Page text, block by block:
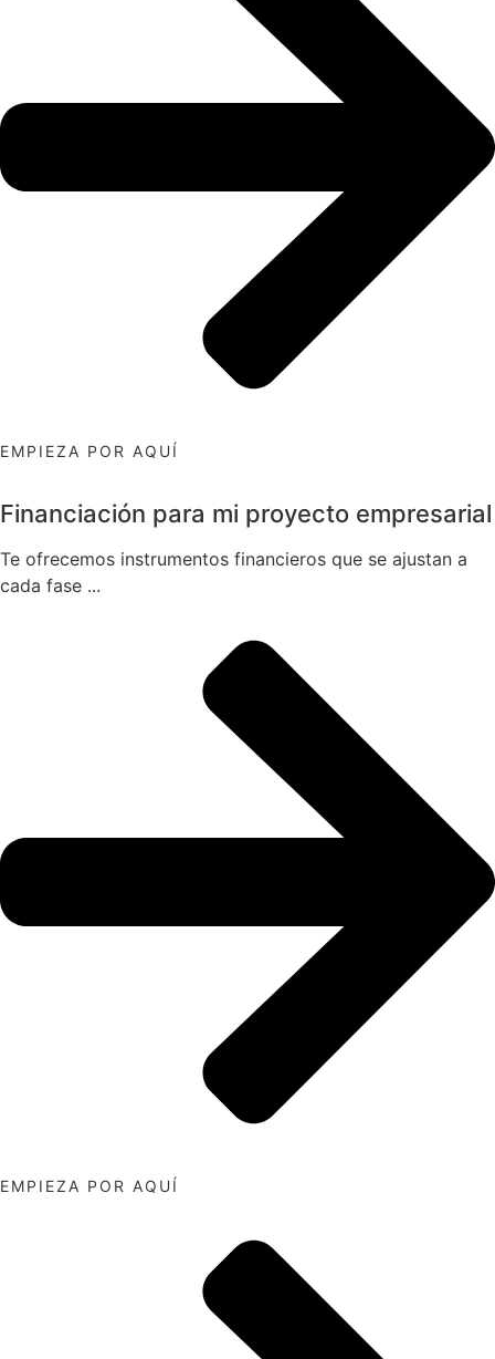
EMPIEZA POR AQUÍ
Financiación para mi proyecto empresarial
Te ofrecemos instrumentos financieros que se ajustan a
cada fase ...
EMPIEZA POR AQUÍ